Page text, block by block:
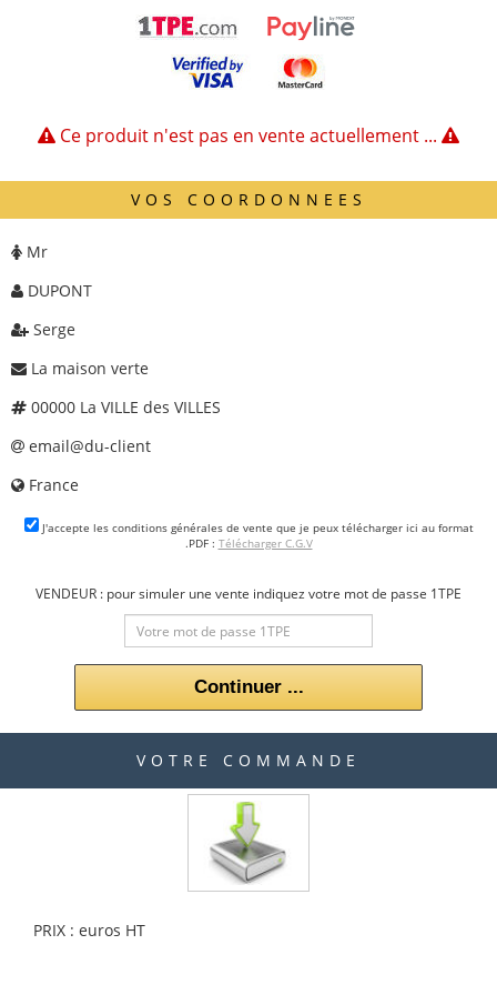
Ce produit n'est pas en vente actuellement ...
VOS COORDONNEES
Mr
DUPONT
Serge
La maison verte
00000 La VILLE des VILLES
email@du-client
France
J'accepte les conditions générales de vente que je peux télécharger ici au format
.PDF : Télécharger C.G.V
VENDEUR : pour simuler une vente indiquez votre mot de passe 1TPE
Continuer ...
VOTRE COMMANDE
PRIX : euros HT